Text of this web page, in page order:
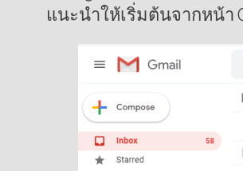
แนะนำให้เริ่มต้นจากหน้า